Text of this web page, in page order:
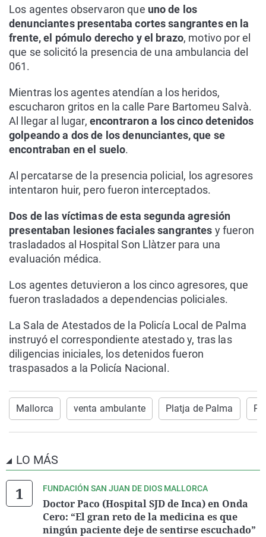
Los agentes observaron que uno de los
denunciantes presentaba cortes sangrantes en la
frente, el pómulo derecho y el brazo, motivo por el
que se solicitó la presencia de una ambulancia del
061.
Mientras los agentes atendían a los heridos,
escucharon gritos en la calle Pare Bartomeu Salvà.
Al llegar al lugar, encontraron a los cinco detenidos
golpeando a dos de los denunciantes, que se
encontraban en el suelo.
Al percatarse de la presencia policial, los agresores
intentaron huir, pero fueron interceptados.
Dos de las víctimas de esta segunda agresión
presentaban lesiones faciales sangrantes y fueron
trasladados al Hospital Son Llàtzer para una
evaluación médica.
Los agentes detuvieron a los cinco agresores, que
fueron trasladados a dependencias policiales.
La Sala de Atestados de la Policía Local de Palma
instruyó el correspondiente atestado y, tras las
diligencias iniciales, los detenidos fueron
traspasados a la Policía Nacional.
Mallorca venta ambulante Platja de Palma
LO MÁS
FUNDACIÓN SAN JUAN DE DIOS MALLORCA
Doctor Paco (Hospital SJD de Inca) en Onda
Cero: “El gran reto de la medicina es que
ningún paciente deje de sentirse escuchado”